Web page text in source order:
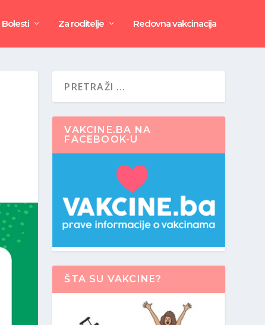
Bolesti Za roditelje Redovna vakcinacija
VAKCINE.BA NA
FACEBOOK-U
ŠTA SU VAKCINE?